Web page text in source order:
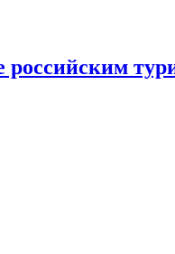
российским